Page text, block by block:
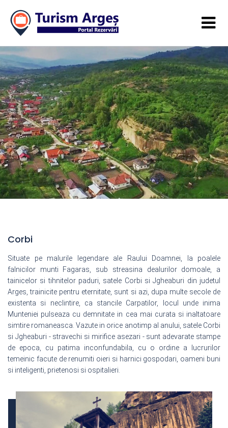
Corbi
Situate pe malurile legendare ale Raului Doamnei, la poalele
falnicilor munti Fagaras, sub streasina dealurilor domoale, a
tainicelor si tihnitelor paduri, satele Corbi si Jgheaburi din judetul
Arges, trainicite pentru eternitate, sunt si azi, dupa multe secole de
existenta si neclintire, ca stancile Carpatilor, locul unde inima
Munteniei pulseaza cu demnitate in cea mai curata si inaltatoare
simtire romaneasca.Vazute in orice anotimp al anului, satele Corbi
si Jgheaburi - stravechi si mirifice asezari - sunt adevarate stampe
de epoca, cu patima inconfundabila, cu o ordine a lucrurilor
temeinic facute de renumiti oieri si harnici gospodari, oameni buni
si inteligenti, prietenosi si ospitalieri.